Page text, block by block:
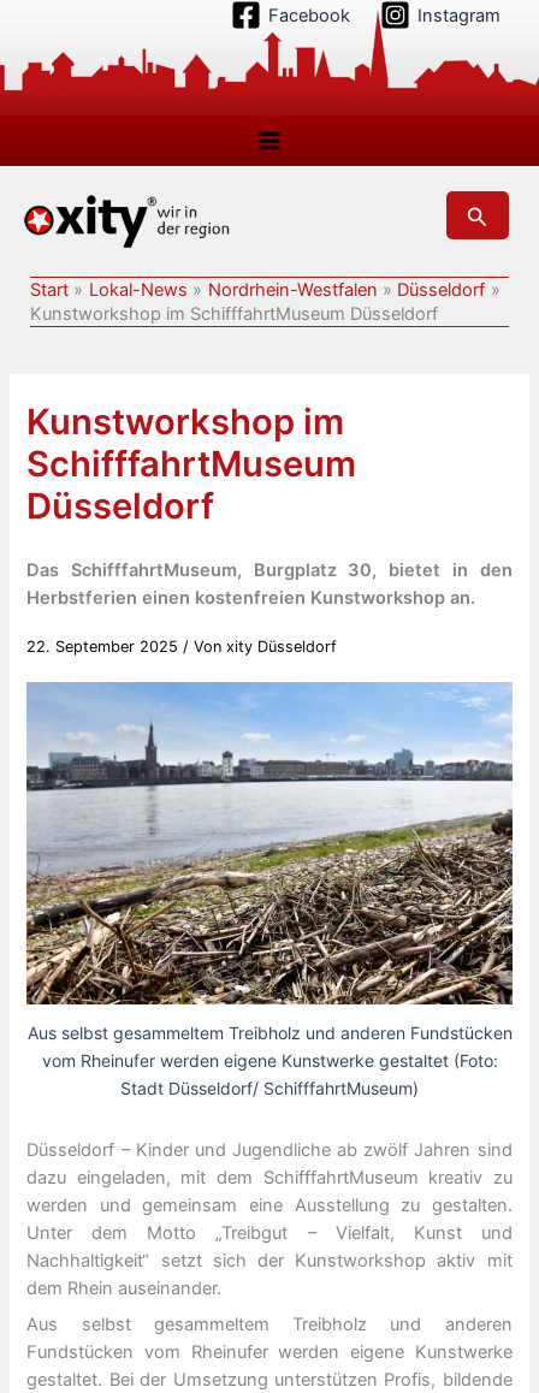
springen
Facebook Instagram
Suchen
Start Lokal-News Nordrhein-Westfalen
Düsseldorf
Kunstworkshop im SchifffahrtMuseum Düsseldorf
Kunstworkshop im
SchifffahrtMuseum
Düsseldorf
Das SchifffahrtMuseum, Burgplatz 30, bietet in den
Herbstferien einen kostenfreien Kunstworkshop an.
22. September 2025 / Vonxity Düsseldorf
Aus selbst gesammeltem Treibholz und anderen Fundstücken
vom Rheinufer werden eigene Kunstwerke gestaltet (Foto:
Stadt Düsseldorf/ SchifffahrtMuseum)
Düsseldorf – Kinder und Jugendliche ab zwölf Jahren sind
dazu eingeladen, mit dem SchifffahrtMuseum kreativ zu
werden und gemeinsam eine Ausstellung zu gestalten.
Unter dem Motto „Treibgut – Vielfalt, Kunst und
Nachhaltigkeit“ setzt sich der Kunstworkshop aktiv mit
dem Rhein auseinander.
Aus selbst gesammeltem Treibholz und anderen
Fundstücken vom Rheinufer werden eigene Kunstwerke
gestaltet. Bei der Umsetzung unterstützen Profis, bildende